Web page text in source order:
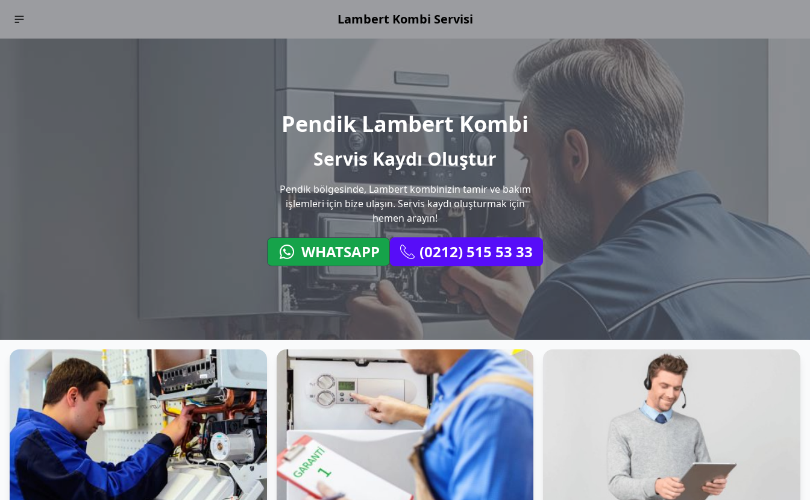
Lambert Kombi Servisi
Pendik Lambert Kombi
Servis Kaydı Oluştur
Pendik bölgesinde, Lambert kombinizin tamir ve bakım
işlemleri için bize ulaşın. Servis kaydı oluşturmak için
hemen arayın!
WHATSAPP (0212) 515 53 33